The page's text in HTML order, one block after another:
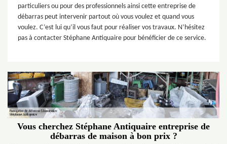
particuliers ou pour des professionnels ainsi cette entreprise de
débarras peut intervenir partout où vous voulez et quand vous
voulez. C’est lui qu’il vous faut pour réaliser vos travaux. N’hésitez
pas à contacter Stéphane Antiquaire pour bénéficier de ce service.
Vous cherchez Stéphane Antiquaire entreprise de
débarras de maison à bon prix ?